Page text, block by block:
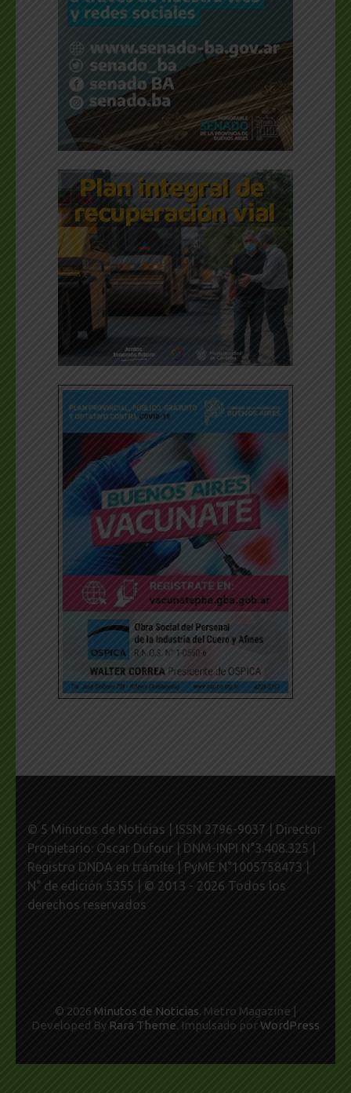
© 5 Minutos de Noticias | ISSN 2796-9037 | Director
Propietario: Oscar Dufour | DNM-INPI N°3.408.325 |
Registro DNDA en trámite | PyME N°1005758473 |
N° de edición 5355 | © 2013 - 2026 Todos los
derechos reservados
© 2026 Minutos de Noticias. Metro Magazine |
Developed By Rara Theme. Impulsado por WordPress